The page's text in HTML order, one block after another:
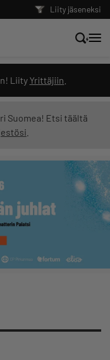
Liity jäseneksi
Liity Yrittäjiin
Suomea! Etsi täältä
sisältö